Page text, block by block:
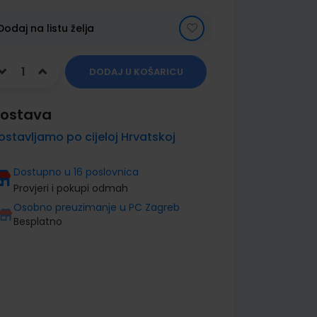
na listu želja
DODAJ U KOŠARICU
po cijeloj Hrvatskoj
Dostupno u 16 poslovnica
Provjeri i pokupi odmah
Osobno preuzimanje u PC Zagreb
Besplatno